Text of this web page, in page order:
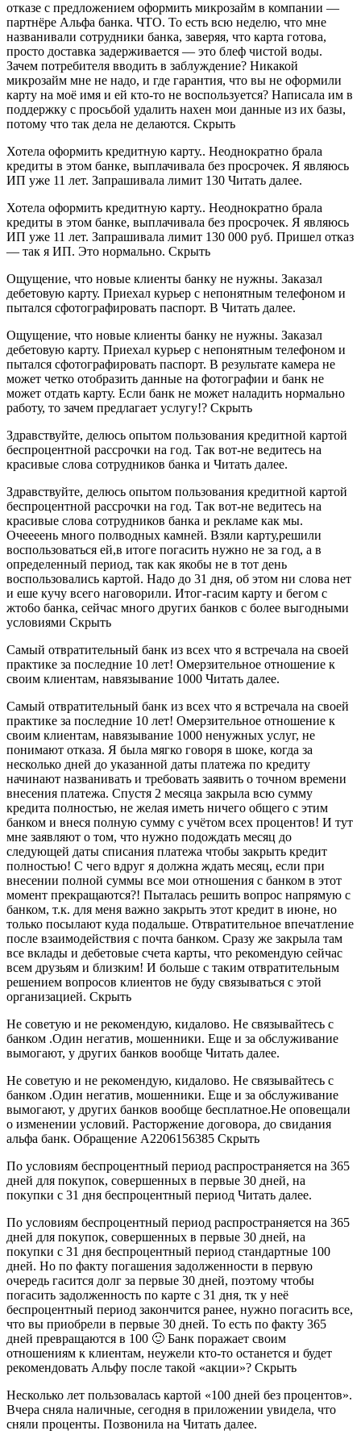
отказе с предложением оформить микрозайм в компании —
партнёре Альфа банка. ЧТО. То есть всю неделю, что мне
названивали сотрудники банка, заверяя, что карта готова,
просто доставка задерживается — это блеф чистой воды.
Зачем потребителя вводить в заблуждение? Никакой
микрозайм мне не надо, и где гарантия, что вы не оформили
карту на моё имя и ей кто-то не воспользуется? Написала им в
поддержку с просьбой удалить нахен мои данные из их базы,
потому что так дела не делаются. Скрыть
Хотела оформить кредитную карту.. Неоднократно брала
кредиты в этом банке, выплачивала без просрочек. Я являюсь
ИП уже 11 лет. Запрашивала лимит 130 Читать далее.
Хотела оформить кредитную карту.. Неоднократно брала
кредиты в этом банке, выплачивала без просрочек. Я являюсь
ИП уже 11 лет. Запрашивала лимит 130 000 руб. Пришел отказ
— так я ИП. Это нормально. Скрыть
Ощущение, что новые клиенты банку не нужны. Заказал
дебетовую карту. Приехал курьер с непонятным телефоном и
пытался сфотографировать паспорт. В Читать далее.
Ощущение, что новые клиенты банку не нужны. Заказал
дебетовую карту. Приехал курьер с непонятным телефоном и
пытался сфотографировать паспорт. В результате камера не
может четко отобразить данные на фотографии и банк не
может отдать карту. Если банк не может наладить нормально
работу, то зачем предлагает услугу!? Скрыть
Здравствуйте, делюсь опытом пользования кредитной картой
беспроцентной рассрочки на год. Так вот-не ведитесь на
красивые слова сотрудников банка и Читать далее.
Здравствуйте, делюсь опытом пользования кредитной картой
беспроцентной рассрочки на год. Так вот-не ведитесь на
красивые слова сотрудников банка и рекламе как мы.
Очеееень много полводных камней. Взяли карту,решили
воспользоваться ей,в итоге погасить нужно не за год, а в
определенный период, так как якобы не в тот день
воспользовались картой. Надо до 31 дня, об этом ни слова нет
и еше кучу всего наговорили. Итог-гасим карту и бегом с
жто6о банка, сейчас много других банков с более выгодными
условиями Скрыть
Самый отвратительный банк из всех что я встречала на своей
практике за последние 10 лет! Омерзительное отношение к
своим клиентам, навязывание 1000 Читать далее.
Самый отвратительный банк из всех что я встречала на своей
практике за последние 10 лет! Омерзительное отношение к
своим клиентам, навязывание 1000 ненужных услуг, не
понимают отказа. Я была мягко говоря в шоке, когда за
несколько дней до указанной даты платежа по кредиту
начинают названивать и требовать заявить о точном времени
внесения платежа. Спустя 2 месяца закрыла всю сумму
кредита полностью, не желая иметь ничего общего с этим
банком и внеся полную сумму с учётом всех процентов! И тут
мне заявляют о том, что нужно подождать месяц до
следующей даты списания платежа чтобы закрыть кредит
полностью! С чего вдруг я должна ждать месяц, если при
внесении полной суммы все мои отношения с банком в этот
момент прекращаются?! Пыталась решить вопрос напрямую с
банком, т.к. для меня важно закрыть этот кредит в июне, но
только посылают куда подальше. Отвратительное впечатление
после взаимодействия с почта банком. Сразу же закрыла там
все вклады и дебетовые счета карты, что рекомендую сейчас
всем друзьям и близким! И больше с таким отвратительным
решением вопросов клиентов не буду связываться с этой
организацией. Скрыть
Не советую и не рекомендую, кидалово. Не связывайтесь с
банком .Один негатив, мошенники. Еще и за обслуживание
вымогают, у других банков вообще Читать далее.
Не советую и не рекомендую, кидалово. Не связывайтесь с
банком .Один негатив, мошенники. Еще и за обслуживание
вымогают, у других банков вообще бесплатное.Не оповещали
о изменении условий. Расторжение договора, до свидания
альфа банк. Обращение А2206156385 Скрыть
По условиям беспроцентный период распространяется на 365
дней для покупок, совершенных в первые 30 дней, на
покупки с 31 дня беспроцентный период Читать далее.
По условиям беспроцентный период распространяется на 365
дней для покупок, совершенных в первые 30 дней, на
покупки с 31 дня беспроцентный период стандартные 100
дней. Но по факту погашения задолженности в первую
очередь гасится долг за первые 30 дней, поэтому чтобы
погасить задолженность по карте с 31 дня, тк у неё
беспроцентный период закончится ранее, нужно погасить все,
что вы приобрели в первые 30 дней. То есть по факту 365
дней превращаются в 100 🙂 Банк поражает своим
отношениям к клиентам, неужели кто-то останется и будет
рекомендовать Альфу после такой «акции»? Скрыть
Несколько лет пользовалась картой «100 дней без процентов».
Вчера сняла наличные, сегодня в приложении увидела, что
сняли проценты. Позвонила на Читать далее.